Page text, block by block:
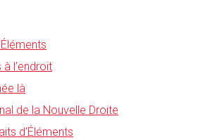
l’endroit
là
de la Nouvelle Droite
d’Éléments